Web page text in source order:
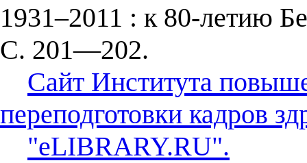
1931–2011 : к 80-
С. 201—202.
Сайт Института
переподготовки кадров
"eLIBRARY.RU".